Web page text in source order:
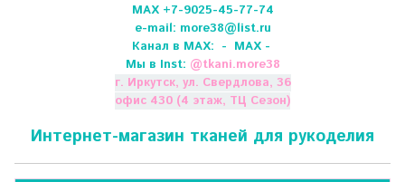
МАХ +7-9025-45-77-74
e-mail: more38@list.ru
Канал в МАХ: - МАХ -
Мы в Inst: @tkani.more38
г. Иркутск, ул. Свердлова, 36
офис 430 (4 этаж, ТЦ Сезон)
Интернет-магазин тканей для рукоделия